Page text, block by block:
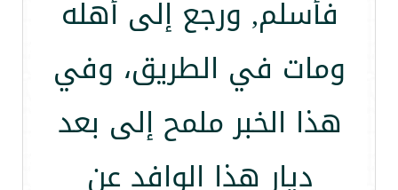
فأسلم, ورجع إلى أهله
ومات في الطريق، وفي
هذا الخبر ملمح إلى بعد
ديار هذا الوافد عن